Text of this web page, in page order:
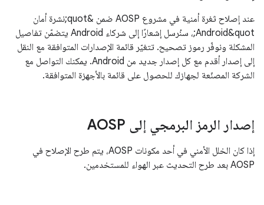
عند إصلاح ثغرة أمنية في مشروع AOSP ضمن &quot;نشرة أمان
Android&quot;، سنُرسل إشعارًا إلى شركاء Android يتضمّن تفاصيل
المشكلة ونوفّر رموز تصحيح. تتغيّر قائمة الإصدارات المتوافقة مع النقل
إلى إصدار أقدم مع كل إصدار جديد من Android. يمكنك التواصل مع
الشركة المصنّعة لجهازك للحصول على قائمة بالأجهزة المتوافقة.
إصدار الرمز البرمجي إلى AOSP
إذا كان الخلل الأمني في أحد مكونات AOSP، يتم طرح الإصلاح في
AOSP بعد طرح التحديث عبر الهواء للمستخدمين.